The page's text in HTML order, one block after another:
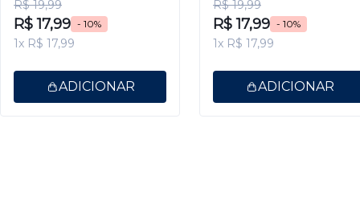
R$ 19,99
R$ 17,99 - 10%
1x R$ 17,99
ADICIONAR
R$ 19,99
R$ 17,99 - 10%
1x R$ 17,99
ADICIONAR